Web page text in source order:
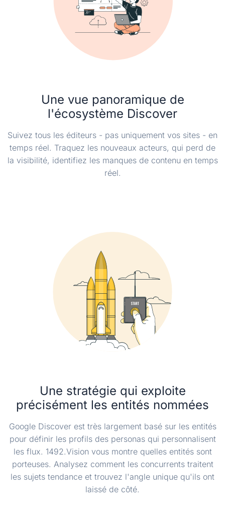
Une vue panoramique de
l'écosystème Discover
Suivez tous les éditeurs - pas uniquement vos sites - en
temps réel. Traquez les nouveaux acteurs, qui perd de
la visibilité, identifiez les manques de contenu en temps
réel.
Une stratégie qui exploite
précisément les entités nommées
Google Discover est très largement basé sur les entités
pour définir les profils des personas qui personnalisent
les flux. 1492.Vision vous montre quelles entités sont
porteuses. Analysez comment les concurrents traitent
les sujets tendance et trouvez l'angle unique qu'ils ont
laissé de côté.